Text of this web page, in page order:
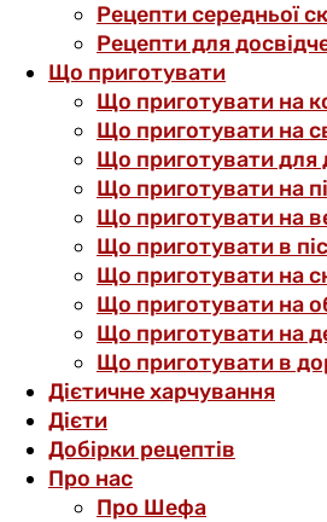
Рецепти середньої
Рецепти для
Що приготувати
Що приготувати на
Що приготувати на
Що приготувати для
Що приготувати на
Що приготувати на
Що приготувати в
Що приготувати на
Що приготувати на
Що приготувати на
Що приготувати в
Дієтичне харчування
Дієти
Добірки рецептів
Про нас
Про Шефа